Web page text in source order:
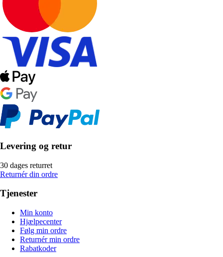
Levering og retur
30 dages returret
Returnér din ordre
Tjenester
Min konto
Hjælpecenter
Følg min ordre
Returnér min ordre
Rabatkoder